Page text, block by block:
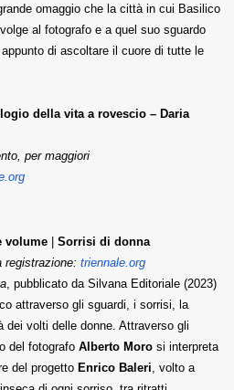
omaggio che la città in cui Basilico
al fotografo e a quel suo sguardo
di ascoltare il cuore di tutte le
della vita a rovescio – Daria
per maggiori
volume | Sorrisi di donna
registrazione: triennale.org
, pubblicato da Silvana Editoriale (2023)
attraverso gli sguardi, i sorrisi, la
dei volti delle donne. Attraverso gli
del fotografo Alberto Moro si interpreta
del progetto Enrico Baleri , volto a